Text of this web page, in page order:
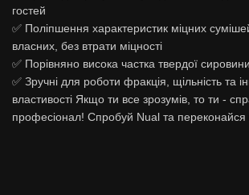
гостей
✅ Поліпшення характеристик міцних
власних, без втрати міцності
✅ Порівняно висока частка твердої сировини
✅ Зручні для роботи фракція, щільність та
властивості Якщо ти все зрозумів, то ти -
професіонал! Спробуй Nual та